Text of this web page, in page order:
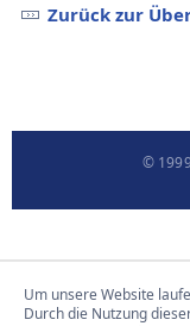
Zurück zur
©
Um unsere Website
Durch die Nutzung